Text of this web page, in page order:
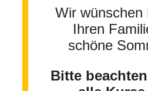
Wir wünschen
Ihren
schöne
Bitte